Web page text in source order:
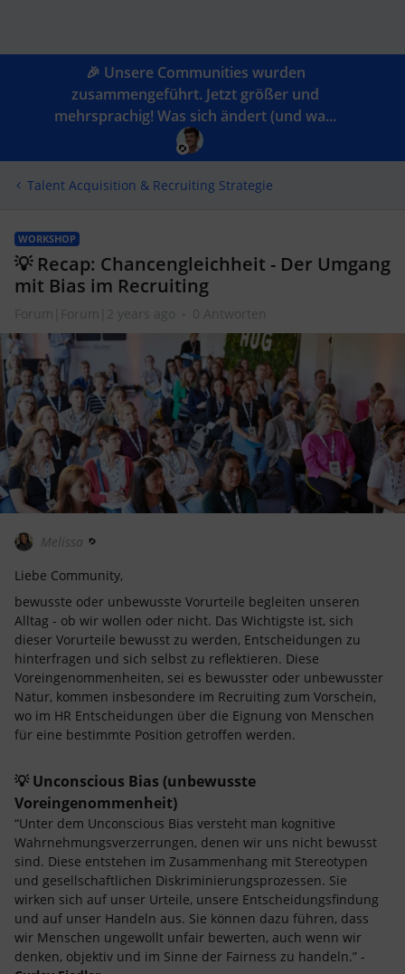
🎉 Unsere Communities wurden
zusammengeführt. Jetzt größer und
mehrsprachig! Was sich ändert (und wa...
Talent Acquisition & Recruiting Strategie
WORKSHOP
💡 Recap: Chancengleichheit - Der Umgang
mit Bias im Recruiting
Forum|Forum|2 years ago 0 Antworten
Melissa
Liebe Community,
bewusste oder unbewusste Vorurteile begleiten unseren
Alltag - ob wir wollen oder nicht. Das Wichtigste ist, sich
dieser Vorurteile bewusst zu werden, Entscheidungen zu
hinterfragen und sich selbst zu reflektieren. Diese
Voreingenommenheiten, sei es bewusster oder unbewusster
Natur, kommen insbesondere im Recruiting zum Vorschein,
wo im HR Entscheidungen über die Eignung von Menschen
für eine bestimmte Position getroffen werden.
💡 Unconscious Bias (unbewusste
Voreingenommenheit)
“Unter dem Unconscious Bias versteht man kognitive
Wahrnehmungsverzerrungen, denen wir uns nicht bewusst
sind. Diese entstehen im Zusammenhang mit Stereotypen
und gesellschaftlichen Diskriminierungsprozessen. Sie
wirken sich auf unser Urteile, unsere Entscheidungsfindung
und auf unser Handeln aus. Sie können dazu führen, dass
wir Menschen ungewollt unfair bewerten, auch wenn wir
denken, objektiv und im Sinne der Fairness zu handeln.” -